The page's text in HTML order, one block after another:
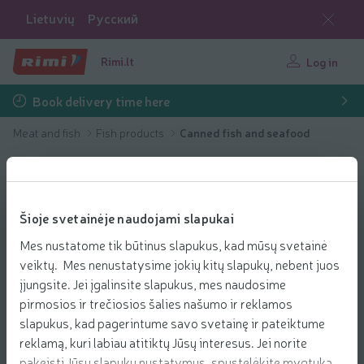
Šioje svetainėje naudojami slapukai
Mes nustatome tik būtinus slapukus, kad mūsų svetainė
veiktų. Mes nenustatysime jokių kitų slapukų, nebent juos
įjungsite. Jei įgalinsite slapukus, mes naudosime
pirmosios ir trečiosios šalies našumo ir reklamos
slapukus, kad pagerintume savo svetainę ir pateiktume
reklamą, kuri labiau atitiktų Jūsų interesus. Jei norite
Lietuvių Русский
Rimi.lt Log in
Book delivery time here
Meat and fish Fish products Canned fish and seafood